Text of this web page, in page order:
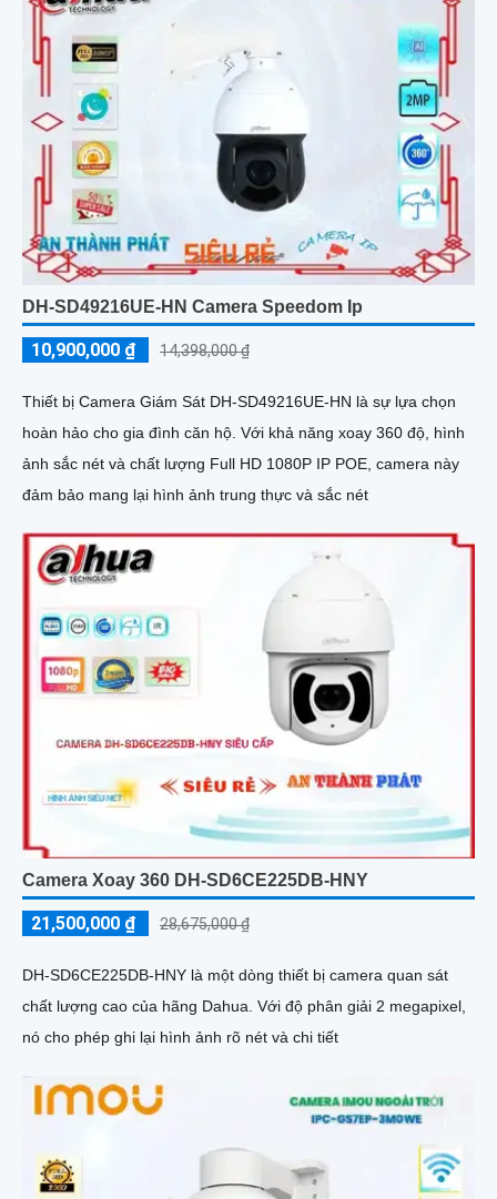
DH-SD49216UE-HN Camera Speedom Ip
10,900,000 ₫ 14,398,000 ₫
Thiết bị Camera Giám Sát DH-SD49216UE-HN là sự lựa chọn
hoàn hảo cho gia đình căn hộ. Với khả năng xoay 360 độ, hình
ảnh sắc nét và chất lượng Full HD 1080P IP POE, camera này
đảm bảo mang lại hình ảnh trung thực và sắc nét
Camera Xoay 360 DH-SD6CE225DB-HNY
21,500,000 ₫ 28,675,000 ₫
DH-SD6CE225DB-HNY là một dòng thiết bị camera quan sát
chất lượng cao của hãng Dahua. Với độ phân giải 2 megapixel,
nó cho phép ghi lại hình ảnh rõ nét và chi tiết